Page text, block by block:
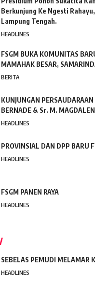
Berkunjung Ke Ngesti Rahayu,
Lampung Tengah.
HEADLINES
FSGM BUKA KOMUNITAS
MAMAHAK BESAR,
BERITA
KUNJUNGAN
BERNADE & Sr. M. MAGDALEN
HEADLINES
PROVINSIAL DAN DPP BARU
HEADLINES
FSGM PANEN RAYA
HEADLINES
SEBELAS PEMUDI MELAMAR
HEADLINES